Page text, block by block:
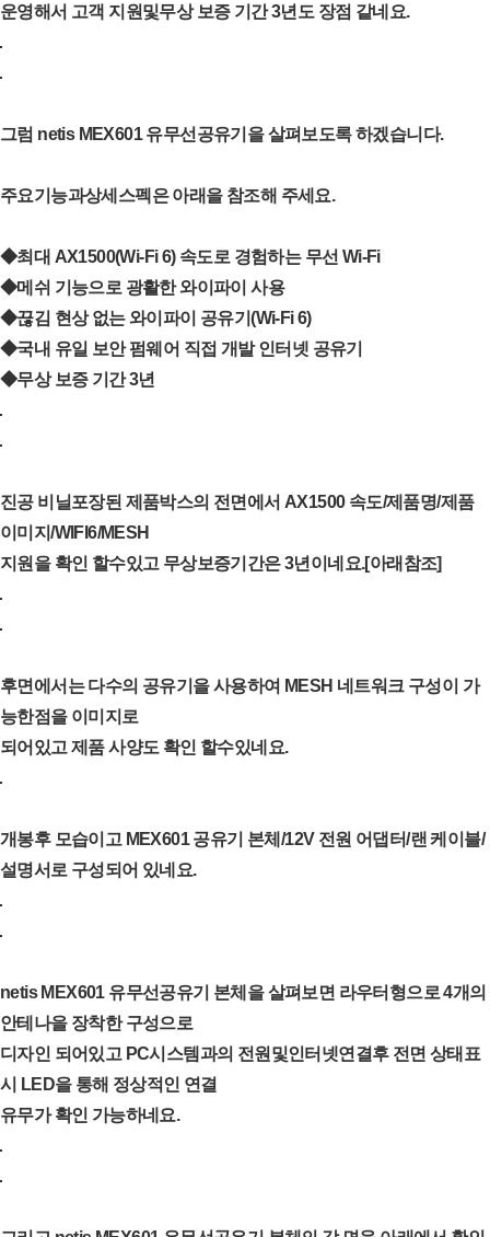
운영해서 고객 지원및무상 보증 기간 3년도 장점 같네요.
그럼 netis MEX601 유무선공유기을 살펴보도록 하겠습니다.
주요기능과상세스펙은 아래을 참조해 주세요.
◆최대 AX1500(Wi-Fi 6) 속도로 경험하는 무선 Wi-Fi
◆메쉬 기능으로 광활한 와이파이 사용
◆끊김 현상 없는 와이파이 공유기(Wi-Fi 6)
◆국내 유일 보안 펌웨어 직접 개발 인터넷 공유기
◆무상 보증 기간 3년
진공 비닐포장된 제품박스의 전면에서 AX1500 속도/제품명/제품
이미지/WIFI6/MESH
지원을 확인 할수있고 무상보증기간은 3년이네요.[아래참조]
후면에서는 다수의 공유기을 사용하여 MESH 네트워크 구성이 가
능한점을 이미지로
되어있고 제품 사양도 확인 할수있네요.
개봉후 모습이고 MEX601 공유기 본체/12V 전원 어댑터/랜 케이블/
설명서로 구성되어 있네요.
netis MEX601 유무선공유기 본체을 살펴보면 라우터형으로 4개의
안테나을 장착한 구성으로
디자인 되어있고 PC시스템과의 전원및인터넷연결후 전면 상태표
시 LED을 통해 정상적인 연결
유무가 확인 가능하네요.